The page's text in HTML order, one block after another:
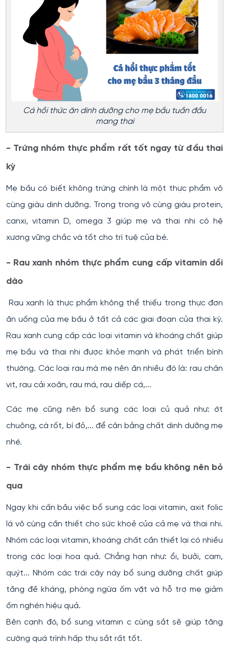
Cá hồi thức ăn dinh dưỡng cho mẹ bầu tuần đầu
mang thai
- Trứng nhóm thực phẩm rất tốt ngay từ đầu thai
kỳ
Mẹ bầu có biết không trứng chính là một thực phẩm vô
cùng giàu dinh dưỡng. Trong trong vô cùng giàu protein,
canxi, vitamin D, omega 3 giúp mẹ và thai nhi có hệ
xương vững chắc và tốt cho trí tuệ của bé.
- Rau xanh nhóm thực phẩm cung cấp vitamin dồi
dào
Rau xanh là thực phẩm không thể thiếu trong thực đơn
ăn uống của mẹ bầu ở tất cả các giai đoạn của thai kỳ.
Rau xanh cung cấp các loại vitamin và khoáng chất giúp
mẹ bầu và thai nhi được khỏe mạnh và phát triển bình
thường. Các loại rau mà mẹ nên ăn nhiều đó là: rau chân
vịt, rau cải xoăn, rau má, rau diếp cá,...
Các mẹ cũng nên bổ sung các loại củ quả như: ớt
chuông, cà rốt, bí đỏ,... để cân bằng chất dinh dưỡng mẹ
nhé.
- Trái cây nhóm thực phẩm mẹ bầu không nên bỏ
qua
Ngay khi cấn bầu việc bổ sung các loại vitamin, axit folic
là vô cùng cần thiết cho sức khoẻ của cả mẹ và thai nhi.
Nhóm các loại vitamin, khoáng chất cần thiết lại có nhiều
trong các loại hoa quả. Chẳng hạn như: ổi, bưởi, cam,
quýt... Nhóm các trái cây này bổ sung dưỡng chất giúp
tăng đề kháng, phòng ngừa ốm vặt và hỗ trợ mẹ giảm
ốm nghén hiệu quả.
Bên cạnh đó, bổ sung vitamin c cùng sắt sẽ giúp tăng
cường quá trình hấp thụ sắt rất tốt.